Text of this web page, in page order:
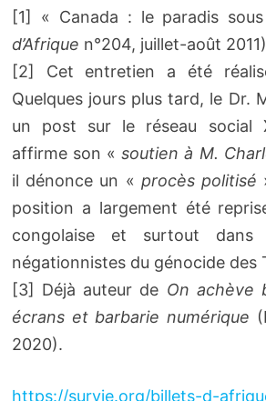
[1] « Canada : le paradis
d’Afrique n°204, juillet-août
[2] Cet entretien a été
Quelques jours plus tard, le Dr.
un post sur le réseau social
affirme son «soutien à M.
il dénonce un « procès politisé
position a largement été
congolaise et surtout
négationnistes du génocide des
[3] Déjà auteur de On achève
écrans et barbarie numérique
2020).
https://survie.org/billets-d-